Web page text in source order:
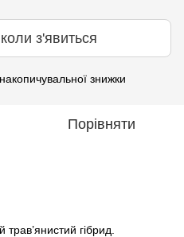
з'явиться
знижки
Порівняти
трав’янистий гібрид.